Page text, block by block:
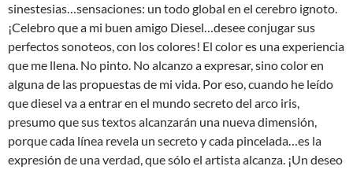
sinestesias…sensaciones: un todo global en el cerebro ignoto.
¡Celebro que a mi buen amigo Diesel…desee conjugar sus
perfectos sonoteos, con los colores! El color es una experiencia
que me llena. No pinto. No alcanzo a expresar, sino color en
alguna de las propuestas de mi vida. Por eso, cuando he leído
que diesel va a entrar en el mundo secreto del arco iris,
presumo que sus textos alcanzarán una nueva dimensión,
porque cada línea revela un secreto y cada pincelada…es la
expresión de una verdad, que sólo el artista alcanza. ¡Un deseo